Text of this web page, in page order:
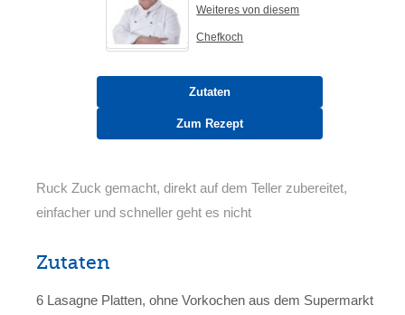
Weiteres von diesem
Chefkoch
Zutaten
Zum Rezept
Ruck Zuck gemacht, direkt auf dem Teller zubereitet,
einfacher und schneller geht es nicht
Zutaten
6 Lasagne Platten, ohne Vorkochen aus dem Supermarkt